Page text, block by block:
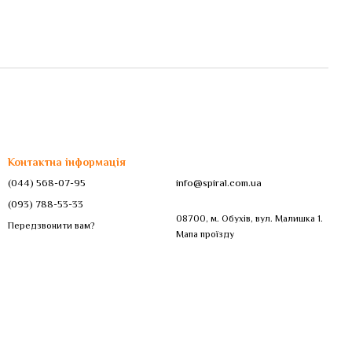
Контактна інформація
(044) 568-07-95
(093) 788-53-33
Передзвонити вам?
info@spiral.com.ua
08700, м. Обухів, вул. Малишка 1.
Мапа проїзду